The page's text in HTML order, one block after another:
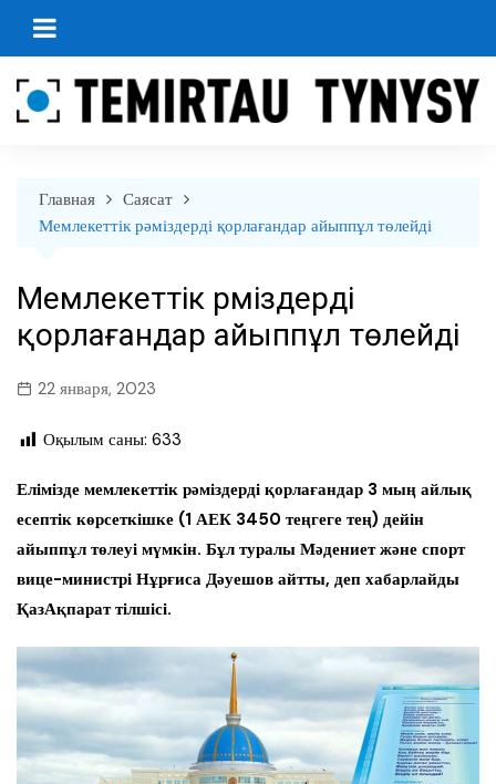
перейти
Главная
Саясат
Мемлекеттік рәміздерді қорлағандар айыппұл төлейді
Мемлекеттік рәміздерді
қорлағандар айыппұл төлейді
22 января, 2023
Оқылым саны: 633
Елімізде мемлекеттік рәміздерді қорлағандар 3 мың айлық
есептік көрсеткішке (1 АЕК 3450 теңгеге тең) дейін
айыппұл төлеуі мүмкін. Бұл туралы Мәдениет және спорт
вице-министрі Нұрғиса Дәуешов айтты, деп хабарлайды
ҚазАқпарат тілшісі.